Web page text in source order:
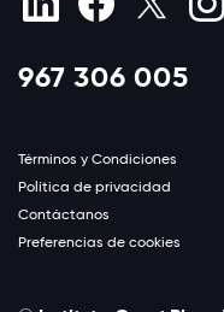
967 306 005
Términos y Condiciones
Política de privacidad
Contáctanos
Preferencias de cookies